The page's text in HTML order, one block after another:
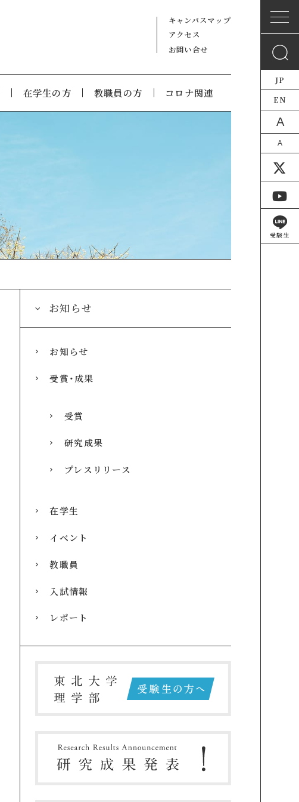
キャンパスマップ
アクセス
お問い合せ
在学生の方 教職員の方 コロナ関連
お知らせ
お知らせ
受賞・成果
受賞
研究成果
プレスリリース
在学生
イベント
教職員
入試情報
レポート
JP
EN
A
A
受験生